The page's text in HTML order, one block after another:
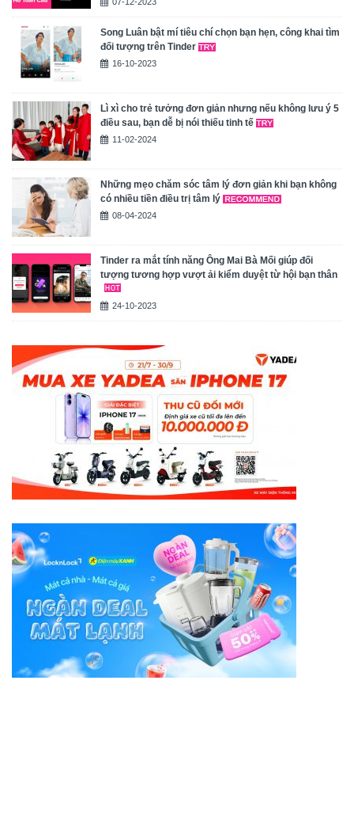
Song Luân bật mí tiêu chí chọn bạn hẹn, công khai tìm
đối tượng trên Tinder
16-10-2023
Lì xì cho trẻ tưởng đơn giản nhưng nếu không lưu ý 5
điều sau, bạn dễ bị nói thiếu tinh tế
11-02-2024
Những mẹo chăm sóc tâm lý đơn giản khi bạn không
có nhiều tiền điều trị tâm lý
08-04-2024
Tinder ra mắt tính năng Ông Mai Bà Mối giúp đối
tượng tương hợp vượt ải kiểm duyệt từ hội bạn thân
24-10-2023